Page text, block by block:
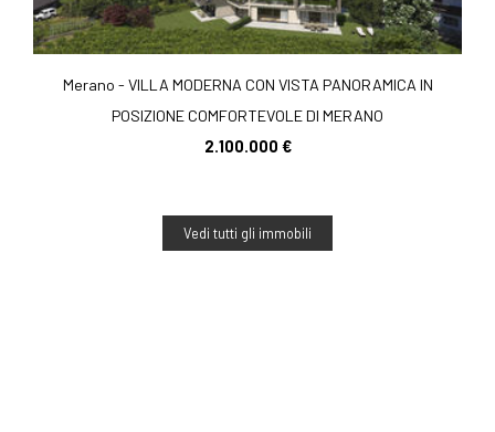
Merano - VILLA MODERNA CON VISTA PANORAMICA IN
POSIZIONE COMFORTEVOLE DI MERANO
2.100.000 €
Vedi tutti gli immobili